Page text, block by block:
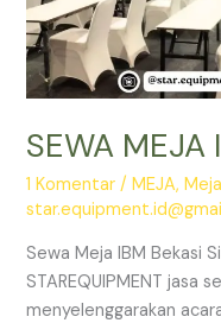
SEWA MEJA
1 Komentar /MEJA,
Sewa Meja IBM Bekasi
STAREQUIPMENT jasa
menyelenggarakan